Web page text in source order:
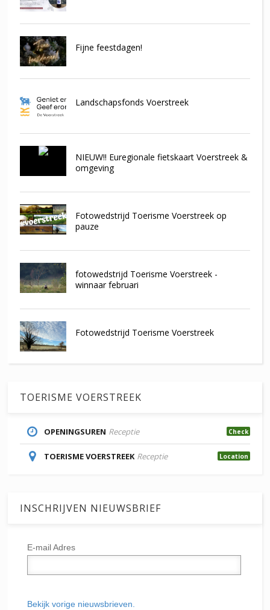
Fijne feestdagen!
Landschapsfonds Voerstreek
NIEUW!! Euregionale fietskaart Voerstreek &
omgeving
Fotowedstrijd Toerisme Voerstreek op
pauze
fotowedstrijd Toerisme Voerstreek -
winnaar februari
Fotowedstrijd Toerisme Voerstreek
TOERISME VOERSTREEK
OPENINGSUREN Receptie Check
TOERISME VOERSTREEK Receptie Location
INSCHRIJVEN NIEUWSBRIEF
E-mail Adres
Bekijk vorige nieuwsbrieven.